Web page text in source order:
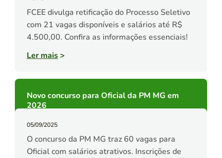
FCEE divulga retificação do Processo Seletivo
com 21 vagas disponíveis e salários até R$
4.500,00. Confira as informações essenciais!
Ler mais>
Novo concurso para Oficial da PM MG em
2026
05/09/2025
O concurso da PM MG traz 60 vagas para
Oficial com salários atrativos. Inscrições de